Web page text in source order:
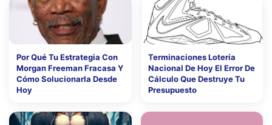
Por Qué Tu Estrategia Con
Morgan Freeman Fracasa Y
Cómo Solucionarla Desde
Hoy
Terminaciones Lotería
Nacional De Hoy El Error De
Cálculo Que Destruye Tu
Presupuesto